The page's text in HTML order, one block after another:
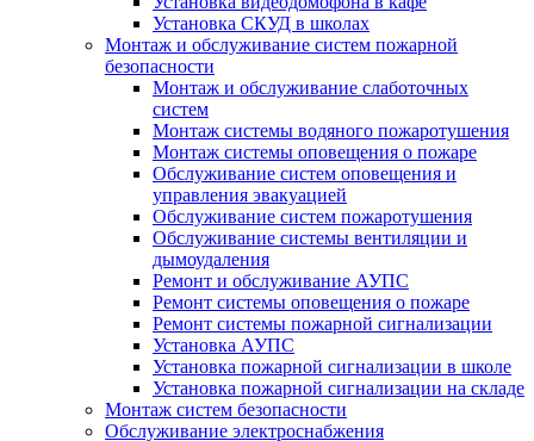
Установка СКУД в школах
Монтаж и обслуживание систем пожарной
безопасности
Монтаж и обслуживание слаботочных
систем
Монтаж системы водяного пожаротушения
Монтаж системы оповещения о пожаре
Обслуживание систем оповещения и
управления эвакуацией
Обслуживание систем пожаротушения
Обслуживание системы вентиляции и
дымоудаления
Ремонт и обслуживание АУПС
Ремонт системы оповещения о пожаре
Ремонт системы пожарной сигнализации
Установка АУПС
Установка пожарной сигнализации в школе
Установка пожарной сигнализации на складе
Монтаж систем безопасности
Обслуживание электроснабжения